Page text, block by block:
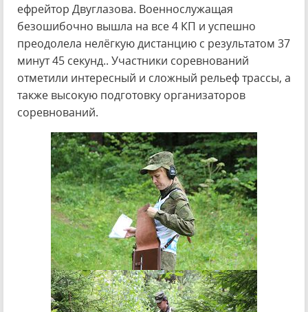
ефрейтор Двуглазова. Военнослужащая
безошибочно вышла на все 4 КП и успешно
преодолела нелёгкую дистанцию с результатом 37
минут 45 секунд.. Участники соревнований
отметили интересный и сложный рельеф трассы, а
также высокую подготовку организаторов
соревнований.